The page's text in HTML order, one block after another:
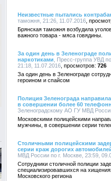
Неизвестные пытались
таможня, 21:26, 11.07.2016
Брянская таможня возбудила
важного товара - мяса говядины.
За один день в Зеленограде
наркотиками , Пресс-группа УВД
21:18, 11.07.2016
726
За один день в Зеленограде
героином и спайсом
Полиция Зеленограда
в совершении более 60
Зеленоградскому АО ГУ МВД
Московскими полицейскими
мужчины, в совершении серии
Столичными полицейскими
серии краж дорогих
МВД России по г. Москве, 23:59,
Сотрудники столичной полиции
специализировавшихся на
Московского региона